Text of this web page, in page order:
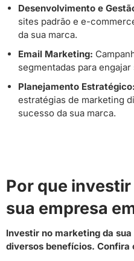
Desenvolvimento e
sites padrão e e-
da sua marca.
Email Marketing:
segmentadas para
Planejamento Estratégico:
estratégias de marketing
sucesso da sua marca.
Por que
sua empresa
Investir no marketing da sua
diversos benefícios. Confira